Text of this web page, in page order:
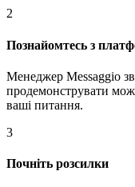
2
Познайомтесь з
Менеджер Messaggio
продемонструвати
ваші питання.
3
Почніть розсилки